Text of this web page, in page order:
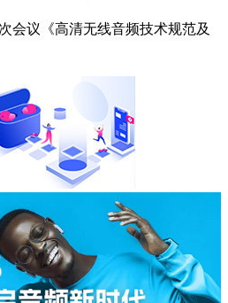
会议《高清无线音频技术规范及